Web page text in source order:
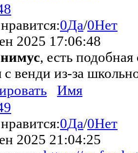
0Да/0Нет
2025 17:06:48
, есть
венди из-за
Имя
0Да/0Нет
2025 21:04:25